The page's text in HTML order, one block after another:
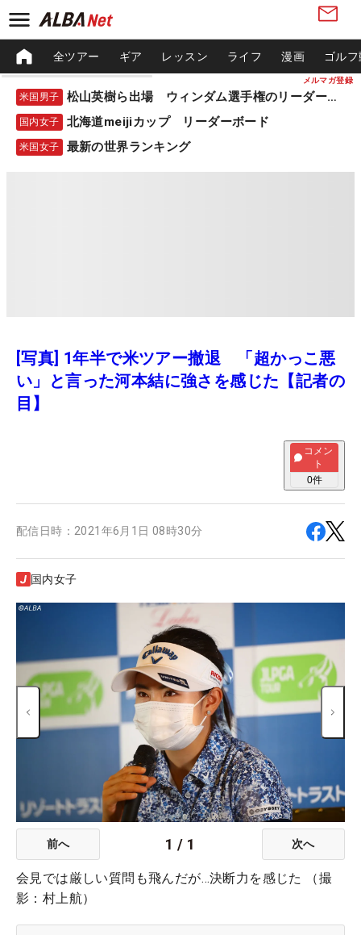
メルマガ登録
全ツアー ギア レッスン ライフ 漫画 ゴル
米国男子 松山英樹ら出場 ウィンダム選手権のリーダーボード
国内女子 北海道meijiカップ リーダーボード
米国女子 最新の世界ランキング
[写真] 1年半で米ツアー撤退 「超かっこ悪
い」と言った河本結に強さを感じた【記者の
目】
コメン
ト
0件
配信日時： 2021年6月1日 08時30分
国内女子
前へ 1 / 1 次へ
会見では厳しい質問も飛んだが…決断力を感じた （撮
影：村上航）